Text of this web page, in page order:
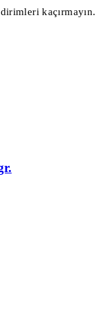
kaçırmayın.